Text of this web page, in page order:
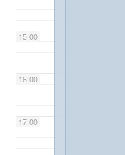
15:00
16:00
17:00